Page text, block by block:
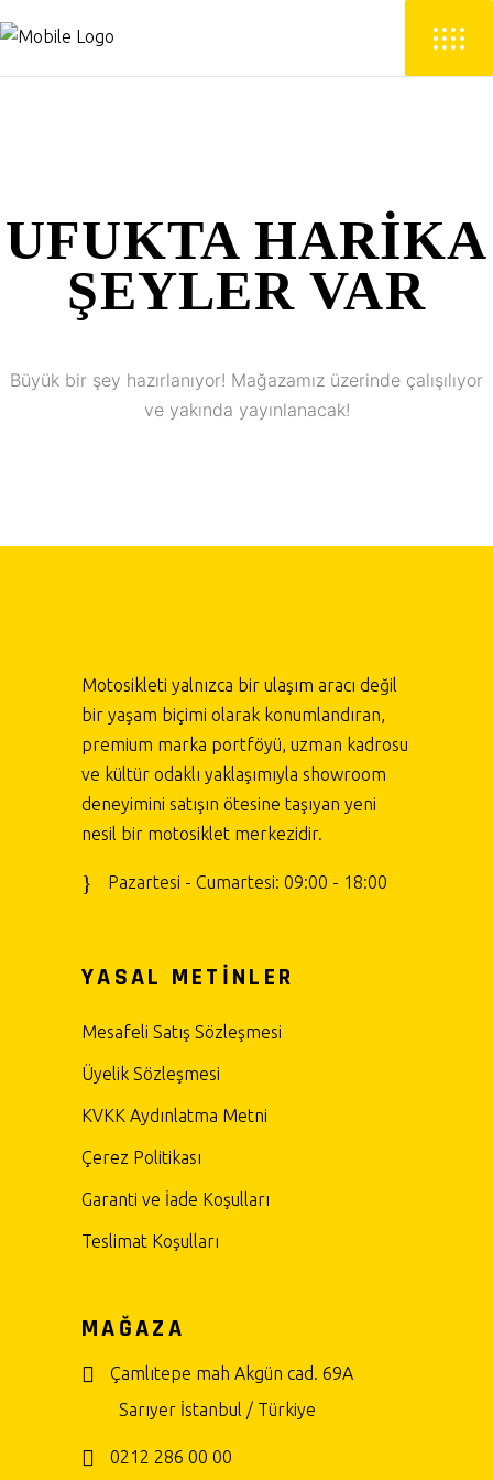
UFUKTA HARIKA
ŞEYLER VAR
Büyük bir şey hazırlanıyor! Mağazamız üzerinde çalışılıyor
ve yakında yayınlanacak!
Motosikleti yalnızca bir ulaşım aracı değil
bir yaşam biçimi olarak konumlandıran,
premium marka portföyü, uzman kadrosu
ve kültür odaklı yaklaşımıyla showroom
deneyimini satışın ötesine taşıyan yeni
nesil bir motosiklet merkezidir.
Pazartesi - Cumartesi: 09:00 - 18:00
YASAL METİNLER
Mesafeli Satış Sözleşmesi
Üyelik Sözleşmesi
KVKK Aydınlatma Metni
Çerez Politikası
Garanti ve İade Koşulları
Teslimat Koşulları
MAĞAZA
Çamlıtepe mah Akgün cad. 69A
Sarıyer İstanbul / Türkiye
0212 286 00 00